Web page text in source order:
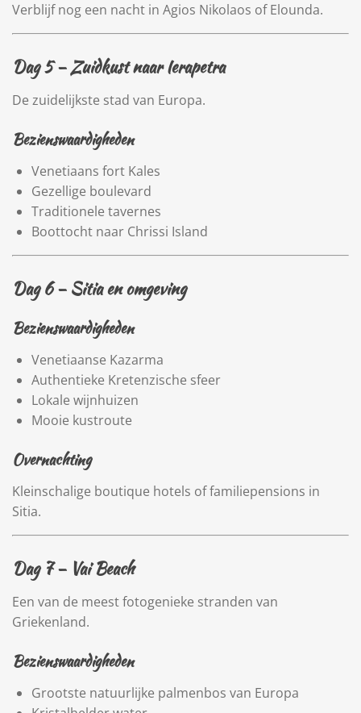
Verblijf nog een nacht in Agios Nikolaos of Elounda.
Dag 5 – Zuidkust naarIerapetra
De zuidelijkste stad van Europa.
Bezienswaardigheden
Venetiaans fort Kales
Gezellige boulevard
Traditionele tavernes
Boottocht naar Chrissi Island
Dag 6 – Sitiaen omgeving
Bezienswaardigheden
Venetiaanse Kazarma
Authentieke Kretenzische sfeer
Lokale wijnhuizen
Mooie kustroute
Overnachting
Kleinschalige boutique hotels of familiepensions in
Sitia.
Dag 7 – Vai Beach
Een van de meest fotogenieke stranden van
Griekenland.
Bezienswaardigheden
Grootste natuurlijke palmenbos van Europa